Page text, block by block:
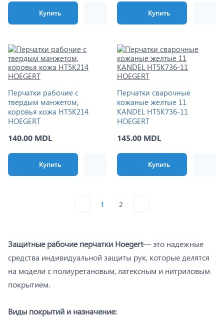
Купить Купить
Перчатки рабочие с
твердым манжетом,
коровья кожа HT5K214
HOEGERT
140.00 MDL
Купить
Перчатки сварочные
кожаные желтые 11
KANDEL HT5K736-11
HOEGERT
145.00 MDL
Купить
1 2
Защитные рабочие перчатки Hoegert— это надежные
средства индивидуальной защиты рук, которые делятся
на модели с полиуретановым, латексным и нитриловым
покрытием.
Виды покрытий и назначение: